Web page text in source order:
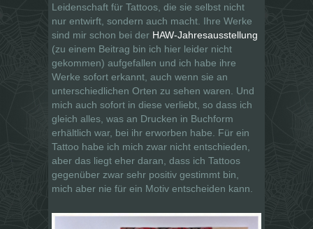
Leidenschaft für Tattoos, die sie selbst nicht
nur entwirft, sondern auch macht. Ihre Werke
sind mir schon bei der HAW-Jahresausstellung
(zu einem Beitrag bin ich hier leider nicht
gekommen) aufgefallen und ich habe ihre
Werke sofort erkannt, auch wenn sie an
unterschiedlichen Orten zu sehen waren. Und
mich auch sofort in diese verliebt, so dass ich
gleich alles, was an Drucken in Buchform
erhältlich war, bei ihr erworben habe. Für ein
Tattoo habe ich mich zwar nicht entschieden,
aber das liegt eher daran, dass ich Tattoos
gegenüber zwar sehr positiv gestimmt bin,
mich aber nie für ein Motiv entscheiden kann.